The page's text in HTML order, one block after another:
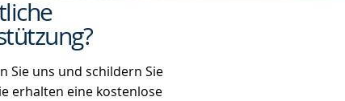
Sie uns und schildern Sie
erhalten eine kostenlose